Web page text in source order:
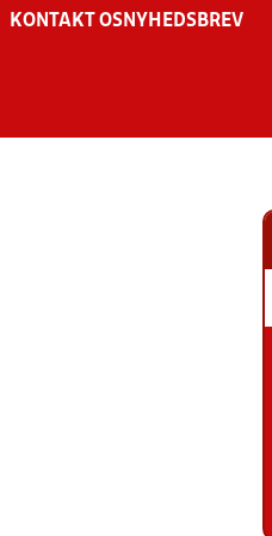
KONTAKT OS NYHEDSBREV